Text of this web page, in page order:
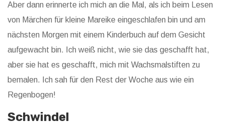
Aber dann erinnerte ich mich an die Mal, als ich beim Lesen
von Märchen für kleine Mareike eingeschlafen bin und am
nächsten Morgen mit einem Kinderbuch auf dem Gesicht
aufgewacht bin. Ich weiß nicht, wie sie das geschafft hat,
aber sie hat es geschafft, mich mit Wachsmalstiften zu
bemalen. Ich sah für den Rest der Woche aus wie ein
Regenbogen!
Schwindel